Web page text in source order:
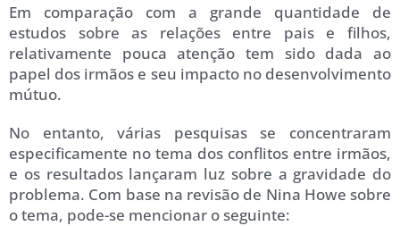
Em comparação com a grande quantidade de
estudos sobre as relações entre pais e filhos,
relativamente pouca atenção tem sido dada ao
papel dos irmãos e seu impacto no desenvolvimento
mútuo.
No entanto, várias pesquisas se concentraram
especificamente no tema dos conflitos entre irmãos,
e os resultados lançaram luz sobre a gravidade do
problema. Com base na revisão de Nina Howe sobre
o tema, pode-se mencionar o seguinte: